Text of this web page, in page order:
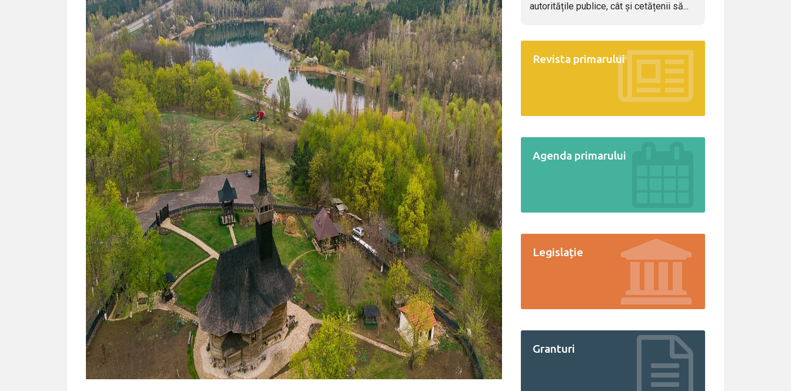
autoritățile publice, cât și cetățenii să...
Revista primarului
Agenda primarului
Legislație
Granturi